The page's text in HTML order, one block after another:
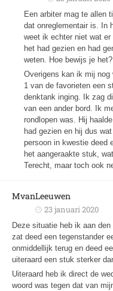
Een arbiter mag te allen
dat onreglementair is. In
weet ik echter niet wat er
het had gezien en had
weten. Hoe bewijs je het?
Overigens kan ik mij nog
1 van de favorieten een
denktank inging. Ik zag
van een ander bord. Ik
rondlopen was. Hij
had gezien en hij dus
persoon in kwestie deed
het aangeraakte stuk,
Terecht, maar toch ook
MvanLeeuwen
23 januari 2020
Deze situatie heb ik aan
zat deed een tegenstander
onmiddellijk terug en deed
uiteraard een stuk sterker
Uiteraard heb ik direct de
woord was tegen dat van